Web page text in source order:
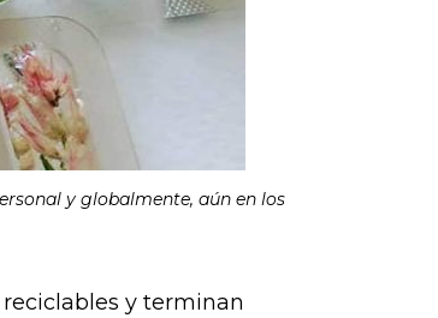
y globalmente, aún en los
y terminan